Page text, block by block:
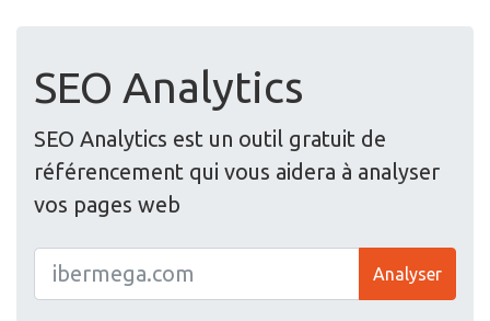
SEO Analytics
SEO Analytics est un outil gratuit de
référencement qui vous aidera à analyser
vos pages web
Analyser